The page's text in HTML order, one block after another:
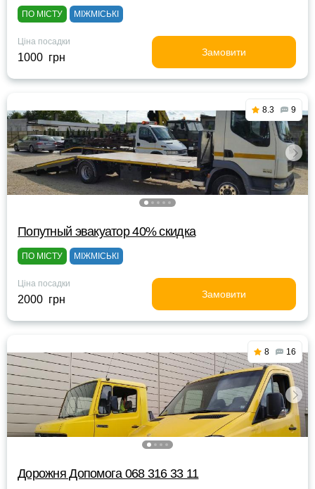
ПО МІСТУ МІЖМІСЬКІ
Ціна посадки
1000 грн Замовити
8.3 9
Попутный эвакуатор 40% скидка
ПО МІСТУ МІЖМІСЬКІ
Ціна посадки
2000 грн Замовити
8 16
Дорожня Допомога 068 316 33 11